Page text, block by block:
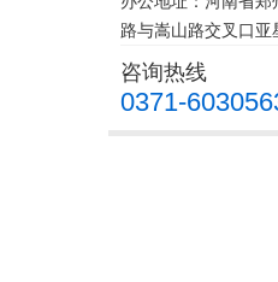
路与嵩山路交叉口亚
咨询热线
0371-